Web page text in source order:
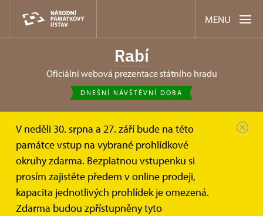
MENU
Rabí
oficiální webová prezentace státního hradu
DNEŠNÍ NÁVŠTĚVNÍ DOBA
V neděli 30. srpna a 27. září bude na této
památce vstup na vybrané prohlídkové
okruhy zdarma. Bezplatnou vstupenku si
prosím zajistěte předem v online prodeji,
kapacita jednotlivých prohlídek je omezená.
Zdarma budou zpřístupněny tyto
Rabí Akce Vánoce na hradě Rabí
Vánoce na hradě Rabí